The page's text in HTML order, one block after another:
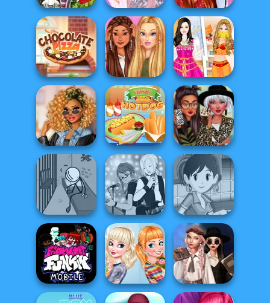
Cinderella Goes
To Paris
Soft Girl Vs E-Girl
Bffs Looks
Villains Summer
#OOTD
Chocolate Pizza
Princesses
Jumpsuit
Fashion
Barbie As
Princess
Japanese Ru...
TikTok Diva
Weekly Planner
Yummy Hotdog Animal Prints
Henry Stickmin
Escaping The
Pr...
Manga Creator -
Rebels Page 1
Sara's Cooking
Class Lentil So...